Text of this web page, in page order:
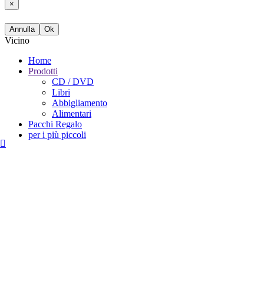

×
Annulla Ok
Vicino
Home
Prodotti
CD / DVD
Libri
Abbigliamento
Alimentari
Pacchi Regalo
per i più piccoli